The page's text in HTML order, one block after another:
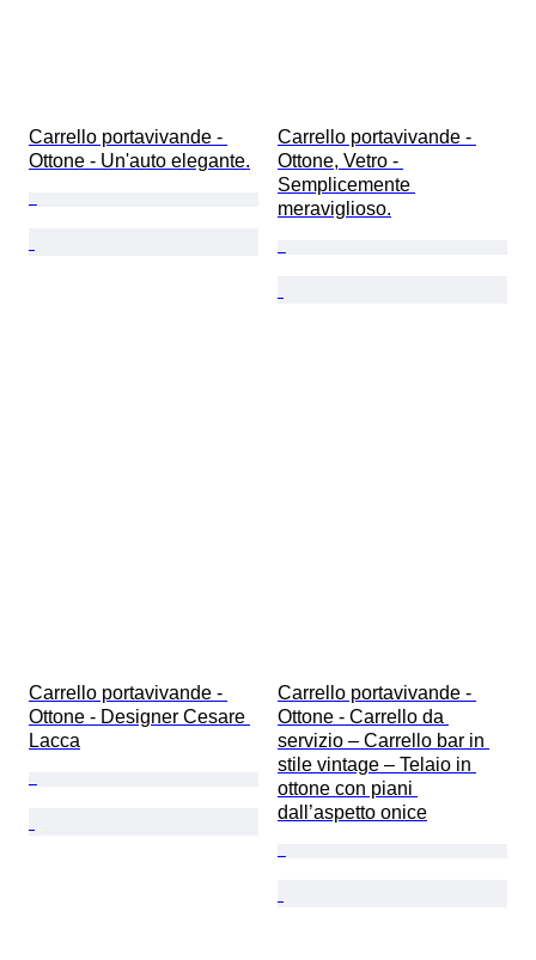
Carrello portavivande -
Ottone - Un'auto elegante.
Carrello portavivande -
Ottone, Vetro -
Semplicemente
meraviglioso.
Carrello portavivande -
Ottone - Designer Cesare
Lacca
Carrello portavivande -
Ottone - Carrello da
servizio – Carrello bar in
stile vintage – Telaio in
ottone con piani
dall’aspetto onice